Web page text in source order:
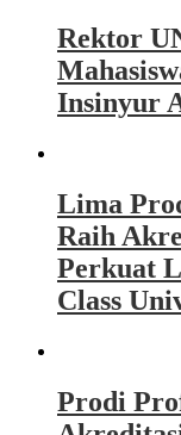
Rektor
Insinyur
Lima
Raih
Perkuat
Class
Prodi